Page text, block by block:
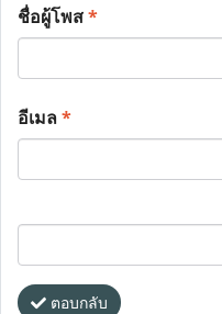
ชื่อผู้โพส*
อีเมล*
ตอบกลับ